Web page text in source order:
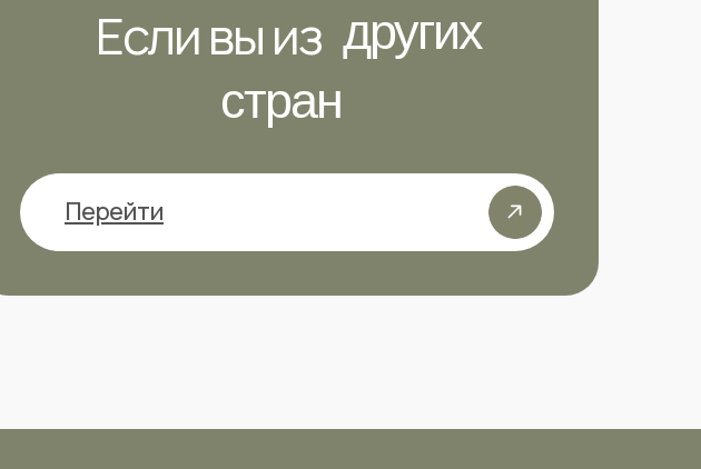
Если вы из
стран
других
Перейти